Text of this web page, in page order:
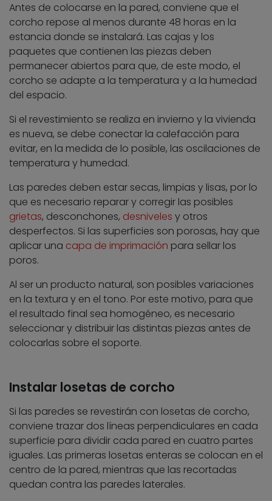
Antes de colocarse en la pared, conviene que el
corcho repose al menos durante 48 horas en la
estancia donde se instalará. Las cajas y los
paquetes que contienen las piezas deben
permanecer abiertos para que, de este modo, el
corcho se adapte a la temperatura y a la humedad
del espacio.
Si el revestimiento se realiza en invierno y la vivienda
es nueva, se debe conectar la calefacción para
evitar, en la medida de lo posible, las oscilaciones de
temperatura y humedad.
Las paredes deben estar secas, limpias y lisas, por lo
que es necesario reparar y corregir las posibles
grietas, desconchones, desniveles y otros
desperfectos. Si las superficies son porosas, hay que
aplicar una capa de imprimación para sellar los
poros.
Al ser un producto natural, son posibles variaciones
en la textura y en el tono. Por este motivo, para que
el resultado final sea homogéneo, es necesario
seleccionar y distribuir las distintas piezas antes de
colocarlas sobre el soporte.
Instalar losetas de corcho
Si las paredes se revestirán con losetas de corcho,
conviene trazar dos líneas perpendiculares en cada
superficie para dividir cada pared en cuatro partes
iguales. Las primeras losetas enteras se colocan en el
centro de la pared, mientras que las recortadas
quedan contra las paredes laterales.